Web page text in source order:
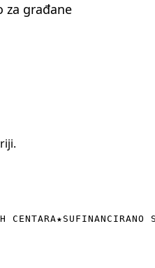
građane
CENTARA★ SUFINANCIRANO